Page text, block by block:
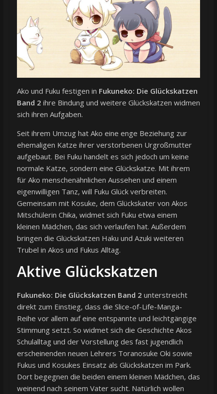
Ako und Fuku festigen in Fukuneko: Die Glückskatzen
Band 2 ihre Bindung und weitere Glückskatzen widmen
sich ihren Aufgaben.
Seit ihrem Umzug hat Ako eine enge Beziehung zur
ehemaligen Katze ihrer verstorbenen Urgroßmutter
aufgebaut. Bei Fuku handelt es sich jedoch um keine
normale Katze, sondern eine Glückskatze. Mit ihrem
für Ako menschenähnlichen Aussehen und einem
eigenwilligen Tanz, will Fuku Glück verbreiten.
Gemeinsam mit Kosuke, dem Glückskater von Akos
Mitschülerin Chika, widmet sich Fuku etwa einem
kleinen Mädchen, das sich verlaufen hat. Außerdem
bringen die Glückskatzen Haku und Azuki weiteren
Trubel in Akos und Fukus Alltag.
Aktive Glückskatzen
Fukuneko: Die Glückskatzen Band 2 unterstreicht
direkt zum Einstieg, dass die Slice-of-Life-Manga-
Reihe vor allem auf eine entspannte und leichtgängige
Stimmung setzt. So widmet sich die Geschichte Akos
Schulalltag und der Vorstellung des fast jugendlich
erscheinenden neuen Lehrers Toranosuke Oki sowie
Fukus und Kosukes Einsatz als Glückskatzen im Park.
Dort begegnen die beiden einem kleinen Mädchen, das
weinend nach seinem Vater sucht. Natürlich wollen